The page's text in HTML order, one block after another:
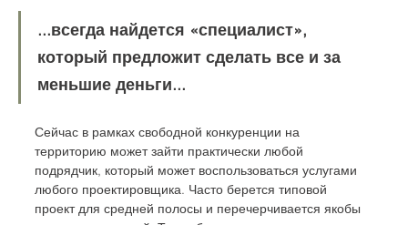
...всегда найдется «специалист»,
который предложит сделать все и за
меньшие деньги...
Сейчас в рамках свободной конкуренции на
территорию может зайти практически любой
подрядчик, который может воспользоваться услугами
любого проектировщика. Часто берется типовой
проект для средней полосы и перечерчивается якобы